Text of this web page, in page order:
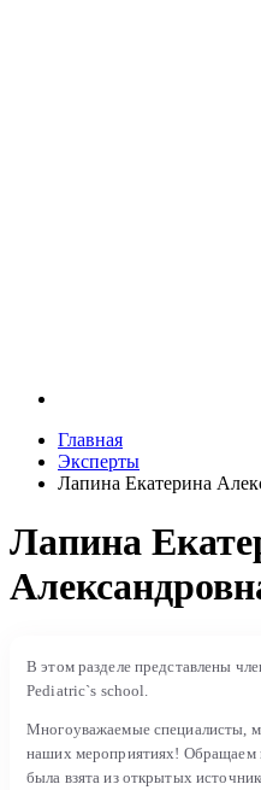
Главная
Эксперты
Лапина Екатерина
Лапина
В этом разделе представлены
Pediatric`s school.
Многоуважаемые специалисты,
наших мероприятиях! Обращаем
была взята из открытых